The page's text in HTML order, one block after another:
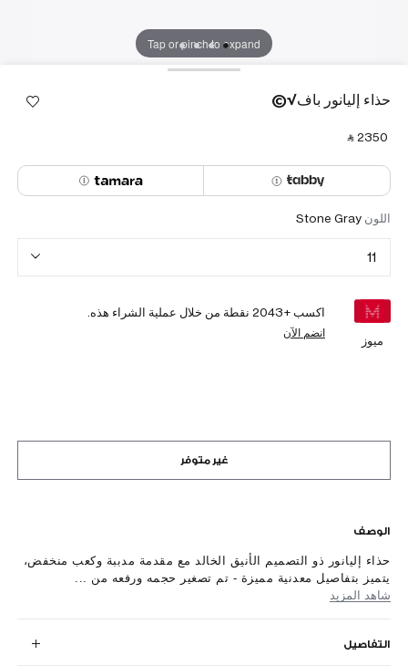
Tap or pinch to expand
حذاء إليانور باف√©
‎ ⃁ ⁦2350⁩ ‎
اللون Stone Gray
11
ميوز
اكسب +2043 نقطة من خلال عملية الشراء هذه.
انضم الآن
غير متوفر
الوصف
حذاء إليانور ذو التصميم الأنيق الخالد مع مقدمة مدببة وكعب منخفض،
يتميز بتفاصيل معدنية مميزة - تم تصغير حجمه ورفعه من ...
شاهد المزيد
التفاصيل